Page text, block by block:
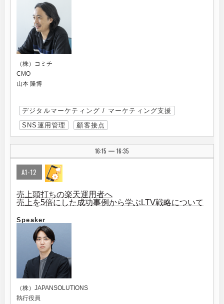
（株）コミチ
CMO
山本 隆博
デジタルマーケティング / マーケティング支援
SNS運用管理
顧客接点
16:15 | 16:35
A1-12
売上頭打ちの楽天運用者へ
売上を5倍にした成功事例から学ぶLTV戦略について
Speaker
（株）JAPANSOLUTIONS
執行役員